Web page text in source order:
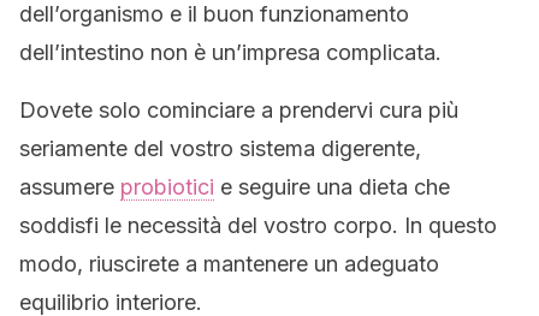
dell’organismo e il buon funzionamento
dell’intestino non è un’impresa complicata.
Dovete solo cominciare a prendervi cura più
seriamente del vostro sistema digerente,
assumere probiotici e seguire una dieta che
soddisfi le necessità del vostro corpo. In questo
modo, riuscirete a mantenere un adeguato
equilibrio interiore.